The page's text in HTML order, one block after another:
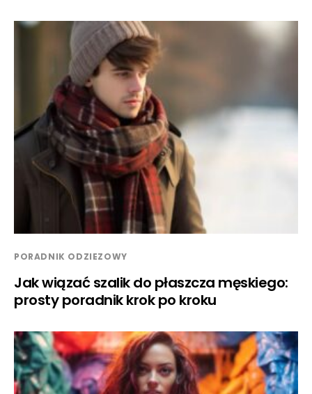
PORADNIK ODZIEZOWY
Jak wiązać szalik do płaszcza męskiego:
prosty poradnik krok po kroku